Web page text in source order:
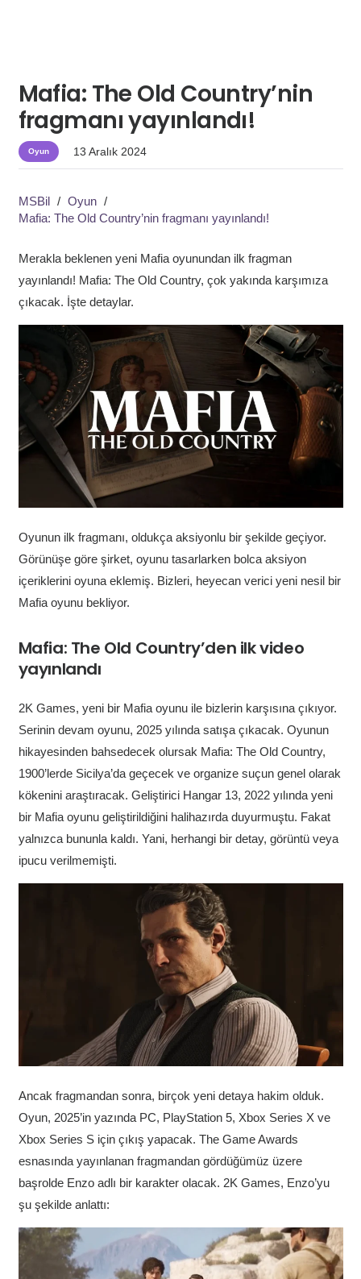
Mafia: The Old Country’nin
fragmanı yayınlandı!
Oyun 13 Aralık 2024
MSBil / Oyun /
Mafia: The Old Country’nin fragmanı yayınlandı!
Merakla beklenen yeni Mafia oyunundan ilk fragman
yayınlandı! Mafia: The Old Country, çok yakında karşımıza
çıkacak. İşte detaylar.
Oyunun ilk fragmanı, oldukça aksiyonlu bir şekilde geçiyor.
Görünüşe göre şirket, oyunu tasarlarken bolca aksiyon
içeriklerini oyuna eklemiş. Bizleri, heyecan verici yeni nesil bir
Mafia oyunu bekliyor.
Mafia: The Old Country’den ilk video
yayınlandı
2K Games, yeni bir Mafia oyunu ile bizlerin karşısına çıkıyor.
Serinin devam oyunu, 2025 yılında satışa çıkacak. Oyunun
hikayesinden bahsedecek olursak Mafia: The Old Country,
1900’lerde Sicilya’da geçecek ve organize suçun genel olarak
kökenini araştıracak. Geliştirici Hangar 13, 2022 yılında yeni
bir Mafia oyunu geliştirildiğini halihazırda duyurmuştu. Fakat
yalnızca bununla kaldı. Yani, herhangi bir detay, görüntü veya
ipucu verilmemişti.
Ancak fragmandan sonra, birçok yeni detaya hakim olduk.
Oyun, 2025’in yazında PC, PlayStation 5, Xbox Series X ve
Xbox Series S için çıkış yapacak. The Game Awards
esnasında yayınlanan fragmandan gördüğümüz üzere
başrolde Enzo adlı bir karakter olacak. 2K Games, Enzo’yu
şu şekilde anlattı: